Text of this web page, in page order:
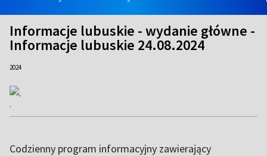
Informacje lubuskie - wydanie główne -
Informacje lubuskie 24.08.2024
2024
.
Codzienny program informacyjny zawierający